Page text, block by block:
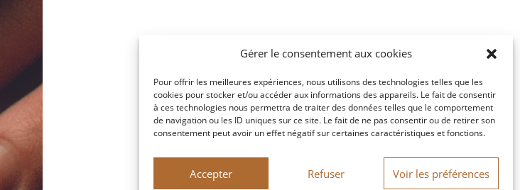
Gérer le consentement aux cookies
Pour offrir les meilleures expériences, nous utilisons des technologies telles que les
cookies pour stocker et/ou accéder aux informations des appareils. Le fait de consentir
à ces technologies nous permettra de traiter des données telles que le comportement
de navigation ou les ID uniques sur ce site. Le fait de ne pas consentir ou de retirer son
consentement peut avoir un effet négatif sur certaines caractéristiques et fonctions.
Accepter Refuser Voir les préférences